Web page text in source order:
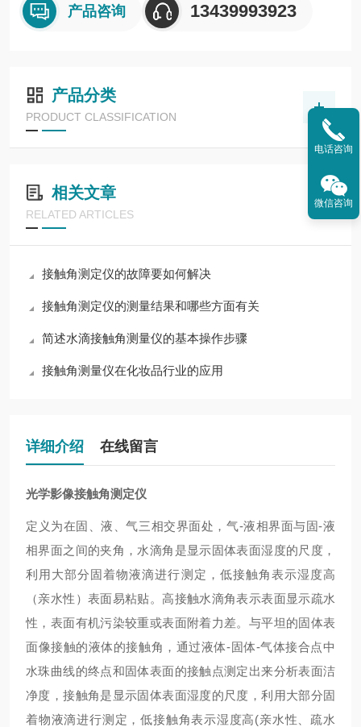
产品咨询 13439993923
产品分类
PRODUCT CLASSIFICATION
相关文章
RELATED ARTICLES
接触角测定仪的故障要如何解决
接触角测定仪的测量结果和哪些方面有关
简述水滴接触角测量仪的基本操作步骤
接触角测量仪在化妆品行业的应用
详细介绍 在线留言
光学影像接触角测定仪
定义为在固、液、气三相交界面处，气-液相界面与固-液
相界面之间的夹角，水滴角是显示固体表面湿度的尺度，
利用大部分固着物液滴进行测定，低接触角表示湿度高
（亲水性）表面易粘贴。高接触水滴角表示表面显示疏水
性，表面有机污染较重或表面附着力差。与平坦的固体表
面像接触的液体的接触角，通过液体-固体-气体接合点中
水珠曲线的终点和固体表面的接触点测定出来分析表面洁
净度，接触角是显示固体表面湿度的尺度，利用大部分固
着物液滴进行测定，低接触角表示湿度高(亲水性、疏水
电话咨询
微信咨询